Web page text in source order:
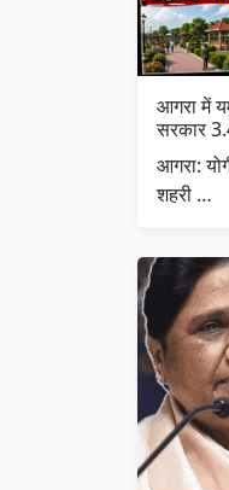
आगरा में
सरकार
आगरा:
शहरी …